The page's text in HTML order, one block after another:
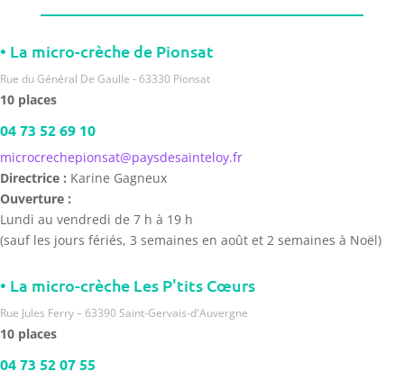
• La micro-crèche de Pionsat
Rue du Général De Gaulle - 63330 Pionsat
10 places
04 73 52 69 10
microcrechepionsat@paysdesainteloy.fr
Directrice : Karine Gagneux
Ouverture :
Lundi au vendredi de 7 h à 19 h
(sauf les jours fériés, 3 semaines en août et 2 semaines à Noël)
• La micro-crèche Les P'tits Cœurs
Rue Jules Ferry – 63390 Saint-Gervais-d'Auvergne
10 places
04 73 52 07 55